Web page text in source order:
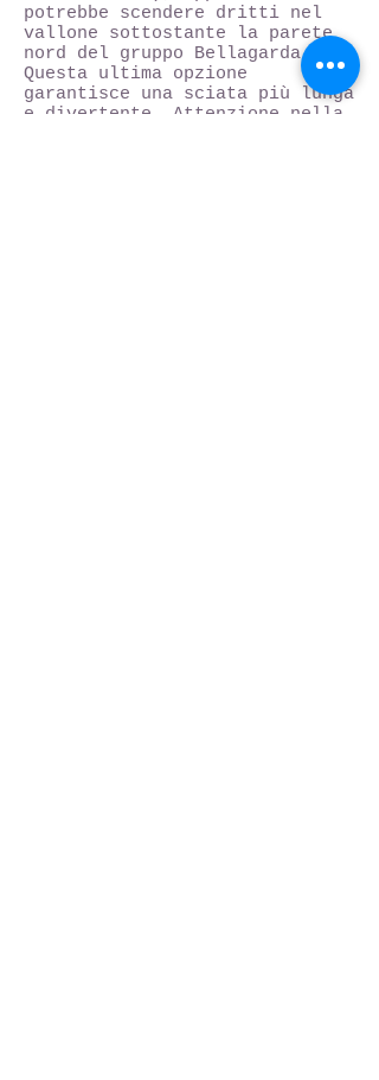
potrebbe scendere dritti nel
vallone sottostante la parete
nord del gruppo Bellagarda.
Questa ultima opzione
garantisce una sciata più lunga
e divertente. Attenzione nella